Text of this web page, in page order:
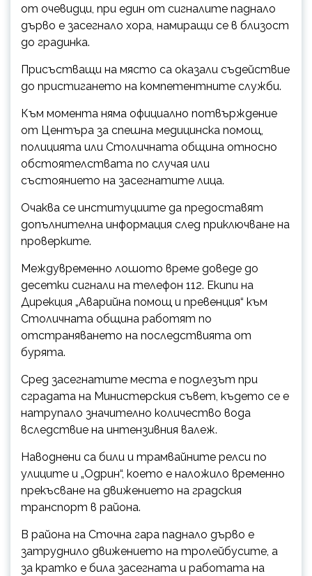
от очевидци, при един от сигналите паднало
дърво е засегнало хора, намиращи се в близост
до градинка.
Присъстващи на място са оказали съдействие
до пристигането на компетентните служби.
Към момента няма официално потвърждение
от Центъра за спешна медицинска помощ,
полицията или Столичната община относно
обстоятелствата по случая или
състоянието на засегнатите лица.
Очаква се институциите да предоставят
допълнителна информация след приключване на
проверките.
Междувременно лошото време доведе до
десетки сигнали на телефон 112. Екипи на
Дирекция „Аварийна помощ и превенция“ към
Столичната община работят по
отстраняването на последствията от
бурята.
Сред засегнатите места е подлезът при
сградата на Министерския съвет, където се е
натрупало значително количество вода
вследствие на интензивния валеж.
Наводнени са били и трамвайните релси по
улиците и „Одрин“, което е наложило временно
прекъсване на движението на градския
транспорт в района.
В района на Сточна гара паднало дърво е
затруднило движението на тролейбусите, а
за кратко е била засегната и работата на